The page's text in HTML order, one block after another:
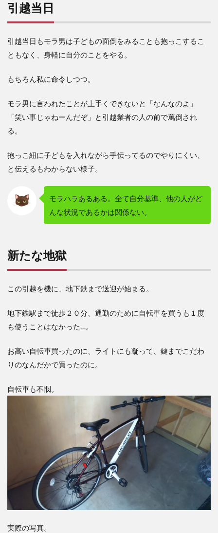
引越当日
引越当日もモラ男は子どもの面倒をみることも抱っこするこ
ともなく、身軽に自分のことをやる。
もちろん私に命令しつつ。
モラ男に言われたことが上手くできないと「なんなのよ」
「笑い事じゃねーんだぞ」と引越業者の人の前で罵倒され
る。
抱っこ紐に子どもを入れながら手伝ってるのでやりにくい、
と伝えるもわからない様子。
モラハラあるある。全て自分基準、他の人がど
んな状況であるかは関係ない。
新たな地獄
この引越を機に、地下鉄まで送迎が始まる。
地下鉄駅まで徒歩２０分、通勤のために自転車を買うも１度
も使うことはなかった…。
お高い自転車買ったのに、ライトにも凝って、鍵までこだわ
りのなんだかで買ったのに。
自転車も不憫。
実際の写真。